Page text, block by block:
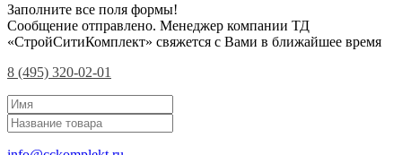
Заполните все поля формы!
Сообщение отправлено. Менеджер компании ТД
«СтройСитиКомплект» свяжется с Вами в ближайшее время
8 (495) 320-02-01